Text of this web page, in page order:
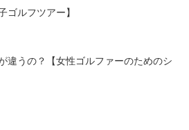
ゴルフツアー】
違うの？【女性ゴルファーのためのシ